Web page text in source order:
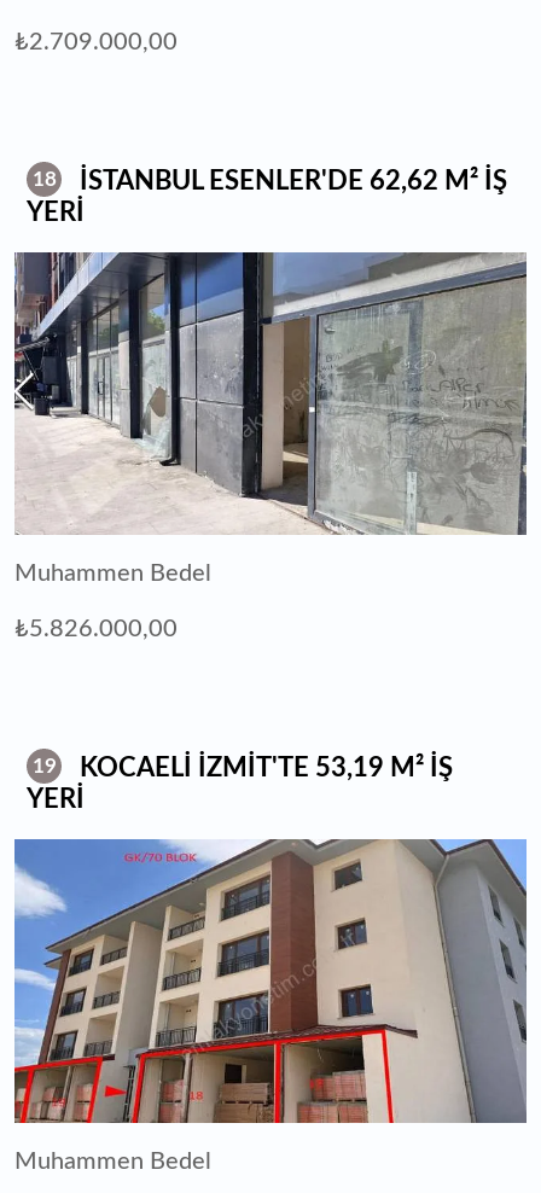
₺2.709.000,00
18
İSTANBUL ESENLER'DE 62,62 M² İŞ
YERİ
Muhammen Bedel
₺5.826.000,00
19
KOCAELİ İZMİT'TE 53,19 M² İŞ
YERİ
Muhammen Bedel